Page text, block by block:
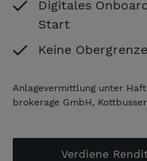
Digitales
Start
Keine
Anlagevermittlung unter
brokerage GmbH,
Verdiene